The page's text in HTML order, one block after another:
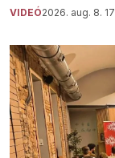
VIDEÓ2026. aug. 8.